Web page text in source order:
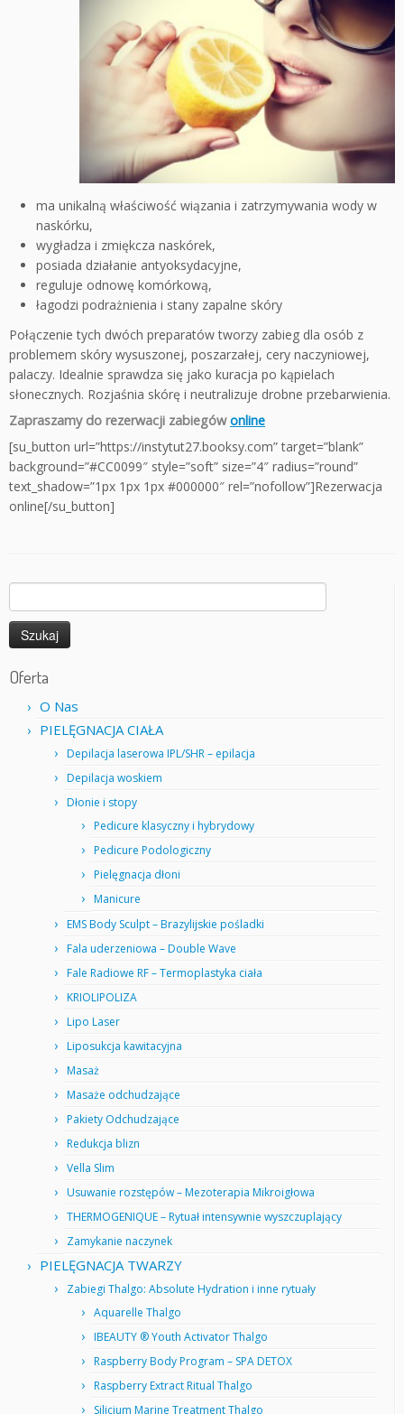
ma unikalną właściwość wiązania i zatrzymywania wody w
naskórku,
wygładza i zmiękcza naskórek,
posiada działanie antyoksydacyjne,
reguluje odnowę komórkową,
łagodzi podrażnienia i stany zapalne skóry
Połączenie tych dwóch preparatów tworzy zabieg dla osób z
problemem skóry wysuszonej, poszarzałej, cery naczyniowej,
palaczy. Idealnie sprawdza się jako kuracja po kąpielach
słonecznych. Rozjaśnia skórę i neutralizuje drobne przebarwienia.
Zapraszamy do rezerwacji zabiegówonline
[su_button url=”https://instytut27.booksy.com” target=”blank”
background=”#CC0099″ style=”soft” size=”4″ radius=”round”
text_shadow=”1px 1px 1px #000000″ rel=”nofollow”]Rezerwacja
online[/su_button]
Oferta
O Nas
PIELĘGNACJA CIAŁA
Depilacja laserowa IPL/SHR – epilacja
Depilacja woskiem
Dłonie i stopy
Pedicure klasyczny i hybrydowy
Pedicure Podologiczny
Pielęgnacja dłoni
Manicure
EMS Body Sculpt – Brazylijskie pośladki
Fala uderzeniowa – Double Wave
Fale Radiowe RF – Termoplastyka ciała
KRIOLIPOLIZA
Lipo Laser
Liposukcja kawitacyjna
Masaż
Masaże odchudzające
Pakiety Odchudzające
Redukcja blizn
Vella Slim
Usuwanie rozstępów – Mezoterapia Mikroigłowa
THERMOGENIQUE – Rytuał intensywnie wyszczuplający
Zamykanie naczynek
PIELĘGNACJA TWARZY
Zabiegi Thalgo: Absolute Hydration i inne rytuały
Aquarelle Thalgo
IBEAUTY ® Youth Activator Thalgo
Raspberry Body Program – SPA DETOX
Raspberry Extract Ritual Thalgo
Silicium Marine Treatment Thalgo